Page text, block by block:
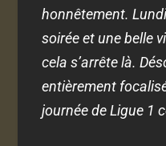
honnêtement.
soirée et une belle
cela s’arrête là.
entièrement
journée de Ligue 1